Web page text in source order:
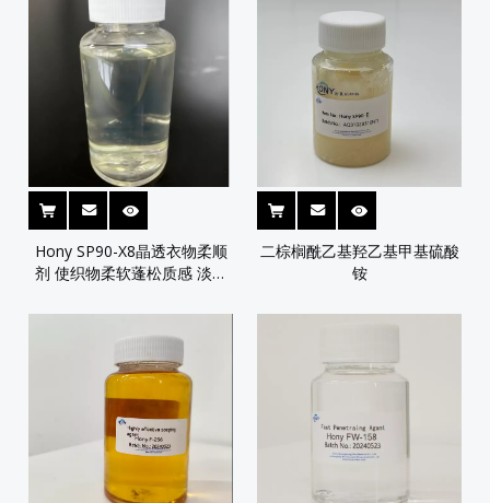
Hony SP90-X8晶透衣物柔顺
剂 使织物柔软蓬松质感 淡黄
二棕榈酰乙基羟乙基甲基硫酸
铵